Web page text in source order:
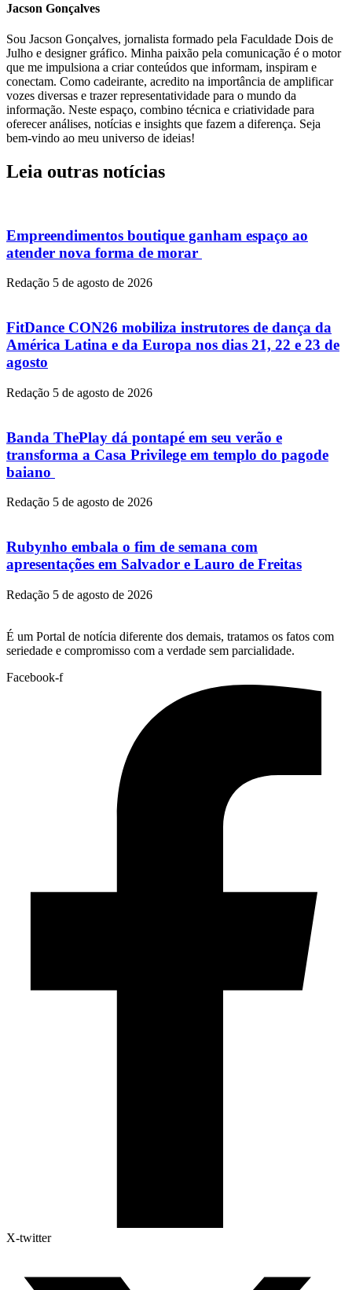
Jacson Gonçalves
Sou Jacson Gonçalves, jornalista formado pela Faculdade Dois de
Julho e designer gráfico. Minha paixão pela comunicação é o motor
que me impulsiona a criar conteúdos que informam, inspiram e
conectam. Como cadeirante, acredito na importância de amplificar
vozes diversas e trazer representatividade para o mundo da
informação. Neste espaço, combino técnica e criatividade para
oferecer análises, notícias e insights que fazem a diferença. Seja
bem-vindo ao meu universo de ideias!
Leia outras notícias
Empreendimentos boutique ganham espaço ao
atender nova forma de morar
Redação 5 de agosto de 2026
FitDance CON26 mobiliza instrutores de dança da
América Latina e da Europa nos dias 21, 22 e 23 de
agosto
Redação 5 de agosto de 2026
Banda ThePlay dá pontapé em seu verão e
transforma a Casa Privilege em templo do pagode
baiano
Redação 5 de agosto de 2026
Rubynho embala o fim de semana com
apresentações em Salvador e Lauro de Freitas
Redação 5 de agosto de 2026
É um Portal de notícia diferente dos demais, tratamos os fatos com
seriedade e compromisso com a verdade sem parcialidade.
Facebook-f
X-twitter